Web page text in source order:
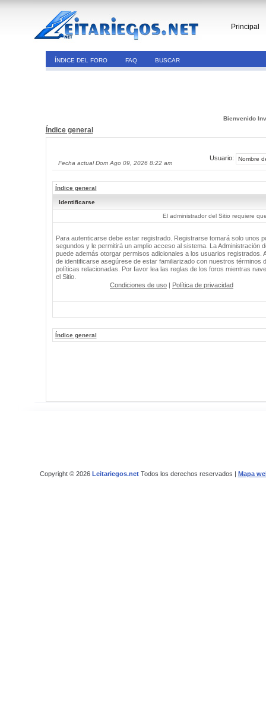
Principal
ÍNDICE DEL FORO FAQ BUSCAR
Bienvenido
Índice general
Fecha actual Dom Ago 09, 2026 8:22 am
Usuario:
Índice general
Identificarse
El administrador del Sitio requiere
Para autenticarse debe estar registrado. Registrarse tomará solo unos
segundos y le permitirá un amplio acceso al sistema. La Administración
puede además otorgar permisos adicionales a los usuarios registrados.
de identificarse asegúrese de estar familiarizado con nuestros términos
políticas relacionadas. Por favor lea las reglas de los foros mientras
el Sitio.
Condiciones de uso | Política de privacidad
Índice general
Copyright © 2026 Leitariegos.netTodos los derechos reservados | Mapa